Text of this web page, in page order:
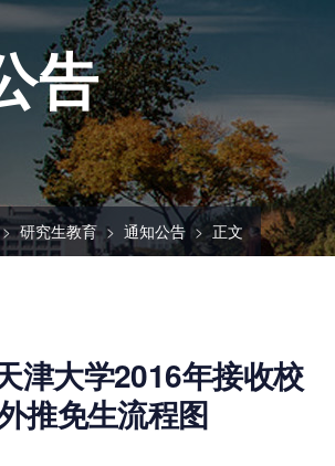
告
研究生教育 通知公告 正文
津大学2016年接收校
推免生流程图